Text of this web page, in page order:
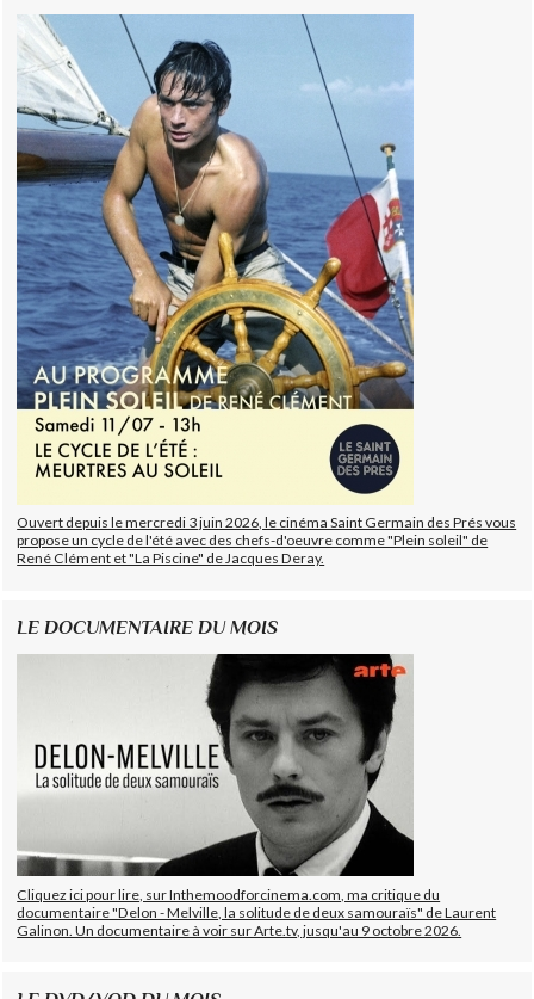
Ouvert depuis le mercredi 3 juin 2026, le cinéma Saint Germain des Prés vous
propose un cycle de l'été avec des chefs-d'oeuvre comme "Plein soleil" de
René Clément et "La Piscine" de Jacques Deray.
LE DOCUMENTAIRE DU MOIS
Cliquez ici pour lire, sur Inthemoodforcinema.com, ma critique du
documentaire "Delon - Melville, la solitude de deux samouraïs" de Laurent
Galinon. Un documentaire à voir sur Arte.tv, jusqu'au 9 octobre 2026.